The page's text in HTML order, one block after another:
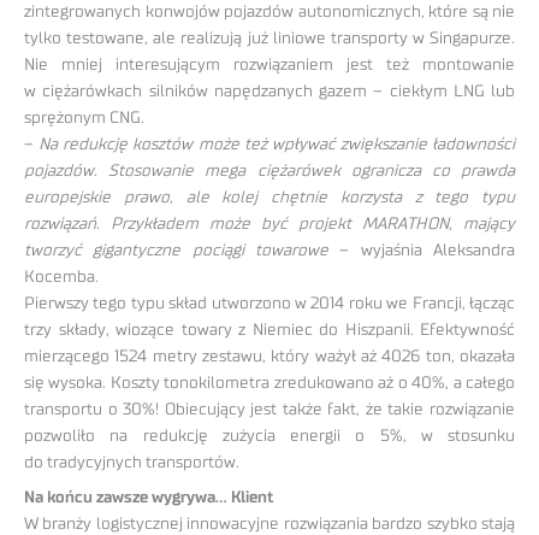
zintegrowanych konwojów pojazdów autonomicznych, które są nie
tylko testowane, ale realizują już liniowe transporty w Singapurze.
Nie mniej interesującym rozwiązaniem jest też montowanie
w ciężarówkach silników napędzanych gazem – ciekłym LNG lub
sprężonym CNG.
– Na redukcję kosztów może też wpływać zwiększanie ładowności
pojazdów. Stosowanie mega ciężarówek ogranicza co prawda
europejskie prawo, ale kolej chętnie korzysta z tego typu
rozwiązań. Przykładem może być projekt MARATHON, mający
tworzyć gigantyczne pociągi towarowe – wyjaśnia Aleksandra
Kocemba.
Pierwszy tego typu skład utworzono w 2014 roku we Francji, łącząc
trzy składy, wiozące towary z Niemiec do Hiszpanii. Efektywność
mierzącego 1524 metry zestawu, który ważył aż 4026 ton, okazała
się wysoka. Koszty tonokilometra zredukowano aż o 40%, a całego
transportu o 30%! Obiecujący jest także fakt, że takie rozwiązanie
pozwoliło na redukcję zużycia energii o 5%, w stosunku
do tradycyjnych transportów.
Na końcu zawsze wygrywa… Klient
W branży logistycznej innowacyjne rozwiązania bardzo szybko stają